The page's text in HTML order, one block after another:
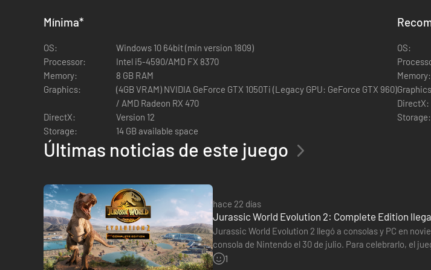
Mínima*
OS:
Windows 10 64bit (min version 1809)
Processor:
Intel i5-4590/AMD FX 8370
Memory:
8 GB RAM
Graphics:
(4GB VRAM) NVIDIA GeForce GTX 1050Ti (Legacy GPU: GeForce GTX 960)
/ AMD Radeon RX 470
DirectX:
Version 12
Storage:
14 GB available space
OS:
Memory:
DirectX:
Storage:
Últimas noticias de este juego
hace 22 días
Jurassic World Evolution 2: Complete Edition
Jurassic World Evolution 2 llegó a consolas y PC en
consola de Nintendo el 30 de julio. Para celebrarlo, el juego de
incluye el juego…
1